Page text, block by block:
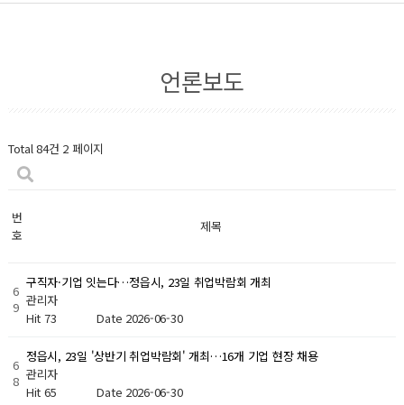
언론보도
Total 84건 2 페이지
번
호
제목
6
9
구직자·기업 잇는다…정읍시, 23일 취업박람회 개최
관리자
Hit 73Date 2026-06-30
6
8
정읍시, 23일 '상반기 취업박람회' 개최…16개 기업 현장 채용
관리자
Hit 65Date 2026-06-30